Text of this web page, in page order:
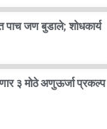
पाच जण बुडाले; शोधकार्य
३ मोठे अणुऊर्जा प्रकल्प